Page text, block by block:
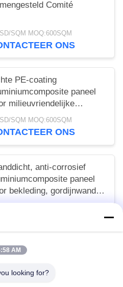
Comité
SQM MOQ:600SQM
ONS
PE-coating
paneel
milieuvriendelijke
winkelvoorziening,
SQM MOQ:600SQM
ONS
anti-corrosief
paneel
bekleding, gordijnwand,
decoratie
AM
looking for?